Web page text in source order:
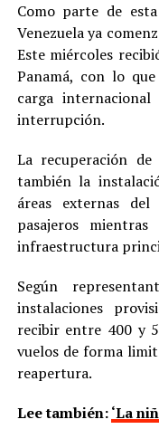
Como parte de
Venezuela ya
Este miércoles
Panamá, con lo
carga
interrupción.
La recuperación
también la
áreas externas
pasajeros
infraestructura
Según
instalaciones
recibir entre 400 y
vuelos de forma
reapertura.
Lee también:‘La